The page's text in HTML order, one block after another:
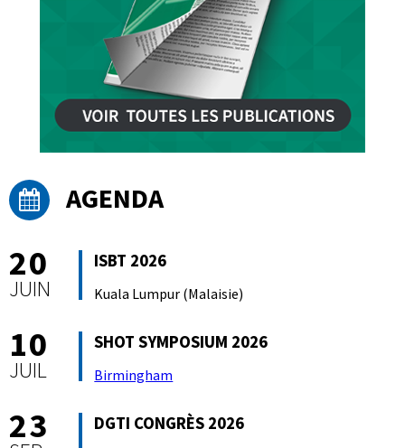
AGENDA
20
JUIN
ISBT 2026
Kuala Lumpur (Malaisie)
10
JUIL
SHOT SYMPOSIUM 2026
Birmingham
23 DGTI CONGRÈS 2026